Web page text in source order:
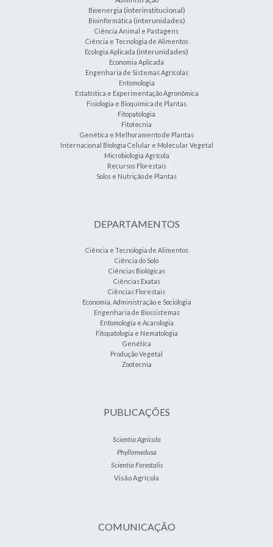
Bioenergia (interinstitucional)
Bioinformática (interunidades)
Ciência Animal e Pastagens
Ciência e Tecnologia de Alimentos
Ecologia Aplicada (interunidades)
Economia Aplicada
Engenharia de Sistemas Agrícolas
Entomologia
Estatística e Experimentação Agronômica
Fisiologia e Bioquímica de Plantas
Fitopatologia
Fitotecnia
Genética e Melhoramento de Plantas
Internacional Biologia Celular e Molecular Vegetal
Microbiologia Agrícola
Recursos Florestais
Solos e Nutrição de Plantas
DEPARTAMENTOS
Ciência e Tecnologia de Alimentos
Ciência do Solo
Ciências Biológicas
Ciências Exatas
Ciências Florestais
Economia, Administração e Sociologia
Engenharia de Biossistemas
Entomologia e Acarologia
Fitopatologia e Nematologia
Genética
Produção Vegetal
Zootecnia
PUBLICAÇÕES
Scientia Agricola
Phyllomedusa
Scientia Forestalis
Visão Agrícola
COMUNICAÇÃO